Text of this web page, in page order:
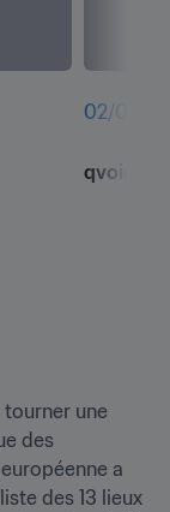
02/08
une
des
a
des 13 lieux